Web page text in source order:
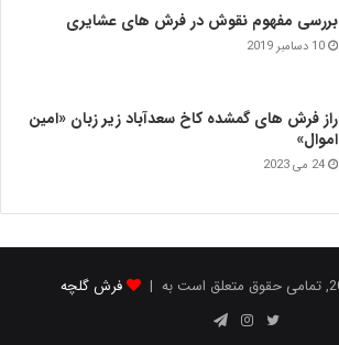
بررسی مفهوم نقوش در فرش‌ های عشایری
10 دسامبر 2019
راز فرش های گمشده کاخ سعدآباد زیر زبان «امین
اموال»
24 می 2023
فرش گلچه
توییتر اینستاگرام